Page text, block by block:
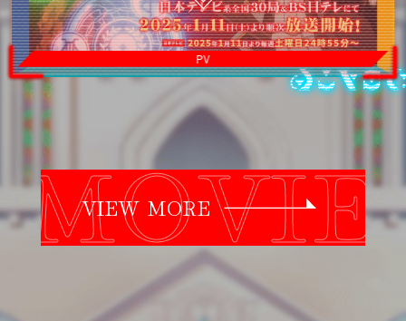
PV
VIEW MORE